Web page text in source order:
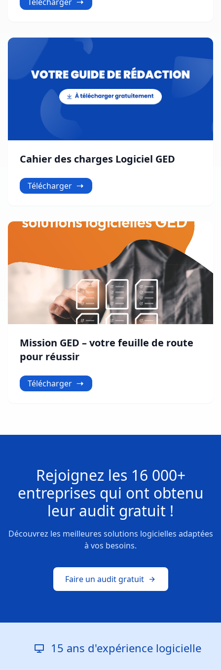
Cahier des charges Logiciel GED
Télécharger
Mission GED – votre feuille de route
pour réussir
Télécharger
Rejoignez les 16 000+
entreprises qui ont obtenu
leur audit gratuit !
Découvrez les meilleures solutions logicielles adaptées
à vos besoins.
Faire un audit gratuit
15 ans d'expérience logicielle